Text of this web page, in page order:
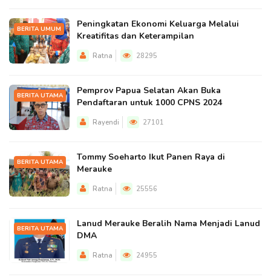
BERITA UMUM
Peningkatan Ekonomi Keluarga Melalui
Kreatifitas dan Keterampilan
Ratna 28295
BERITA UTAMA
Pemprov Papua Selatan Akan Buka
Pendaftaran untuk 1000 CPNS 2024
Rayendi 27101
BERITA UTAMA
Tommy Soeharto Ikut Panen Raya di
Merauke
Ratna 25556
BERITA UTAMA
Lanud Merauke Beralih Nama Menjadi Lanud
DMA
Ratna 24955